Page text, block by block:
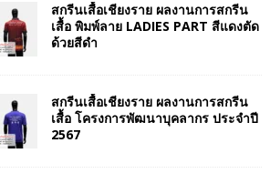
สกรีนเสื้อเชียงราย ผลงานการสกรีน
เสื้อ พิมพ์ลาย LADIES PART สีแดงตัด
ด้วยสีดำ
สกรีนเสื้อเชียงราย ผลงานการสกรีน
เสื้อ โครงการพัฒนาบุคลากร ประจำปี
2567